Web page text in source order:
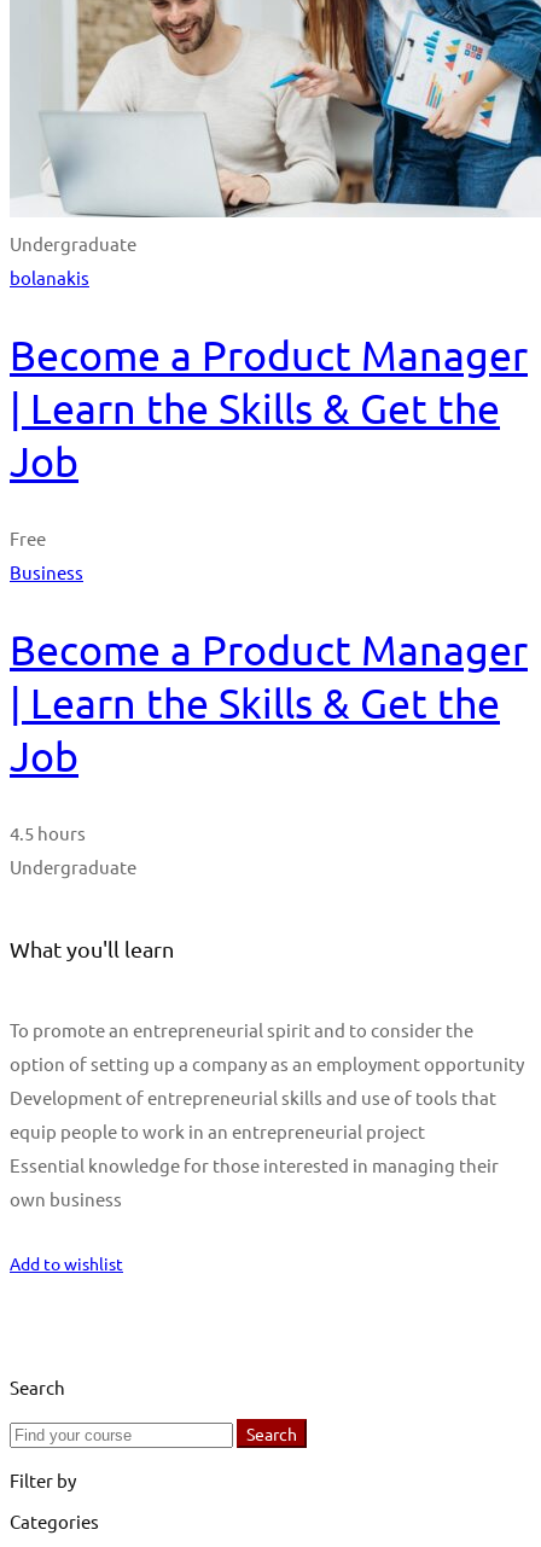
Undergraduate
bolanakis
Become a Product Manager
| Learn the Skills & Get the
Job
Free
Business
Become a Product Manager
| Learn the Skills & Get the
Job
4.5 hours
Undergraduate
What you'll learn
To promote an entrepreneurial spirit and to consider the
option of setting up a company as an employment opportunity
Development of entrepreneurial skills and use of tools that
equip people to work in an entrepreneurial project
Essential knowledge for those interested in managing their
own business
Add to wishlist
Search
Search
Search
Filter by
Categories